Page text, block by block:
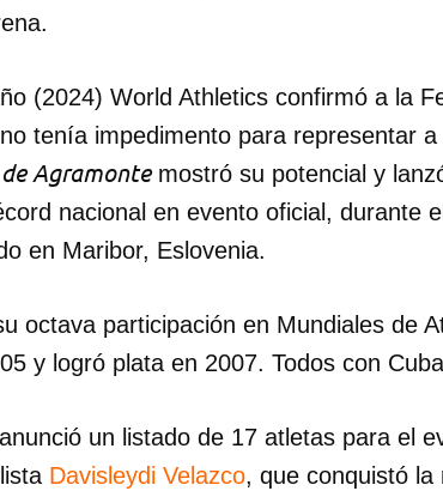
(2024) World Athletics confirmó a la
tenía impedimento para representar
Agramontemostró su potencial y
nacional en evento oficial, durante
en Maribor, Eslovenia.
octava participación en Mundiales de
y logró plata en 2007. Todos con
un listado de 17 atletas para el
Davisleydi Velazco, que conquistó la